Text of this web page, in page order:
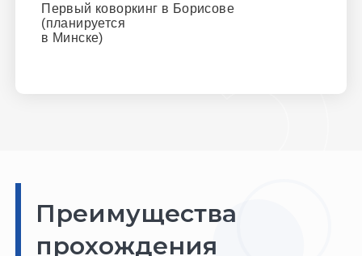
Первый коворкинг в Борисове
(планируется
в Минске)
Преимущества
прохождения